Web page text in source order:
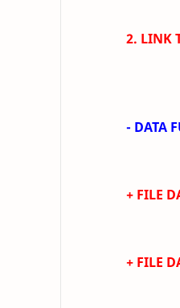
2. LINK
- DATA
+ FILE
+ FILE